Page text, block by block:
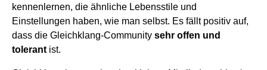
kennenlernen, die ähnliche Lebensstile und
Einstellungen haben, wie man selbst. Es fällt positiv auf,
dass die Gleichklang-Community sehr offen und
tolerant ist.